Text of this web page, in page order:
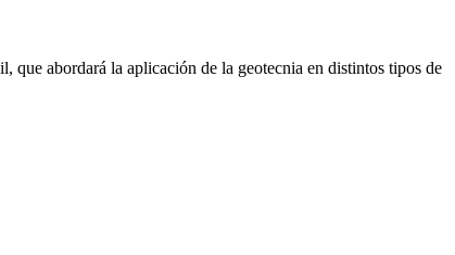
que abordará la aplicación de la geotecnia en distintos tipos de